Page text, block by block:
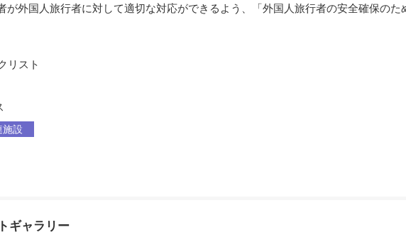
外国人旅行者に対して適切な対応ができるよう、「外国人旅行者の安全確保のた
リスト
施設
ギャラリー